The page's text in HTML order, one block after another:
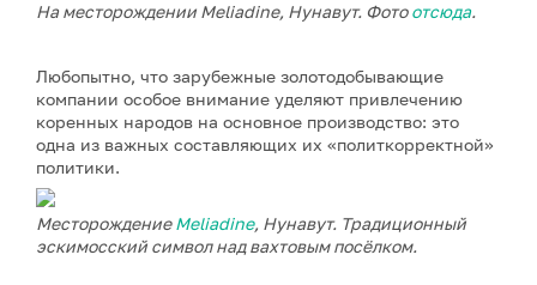
На месторождении Meliadine, Нунавут. Фотоотсюда.
Любопытно, что зарубежные золотодобывающие
компании особое внимание уделяют привлечению
коренных народов на основное производство: это
одна из важных составляющих их «политкорректной»
политики.
МесторождениеMeliadine, Нунавут. Традиционный
эскимосский символ над вахтовым посёлком.